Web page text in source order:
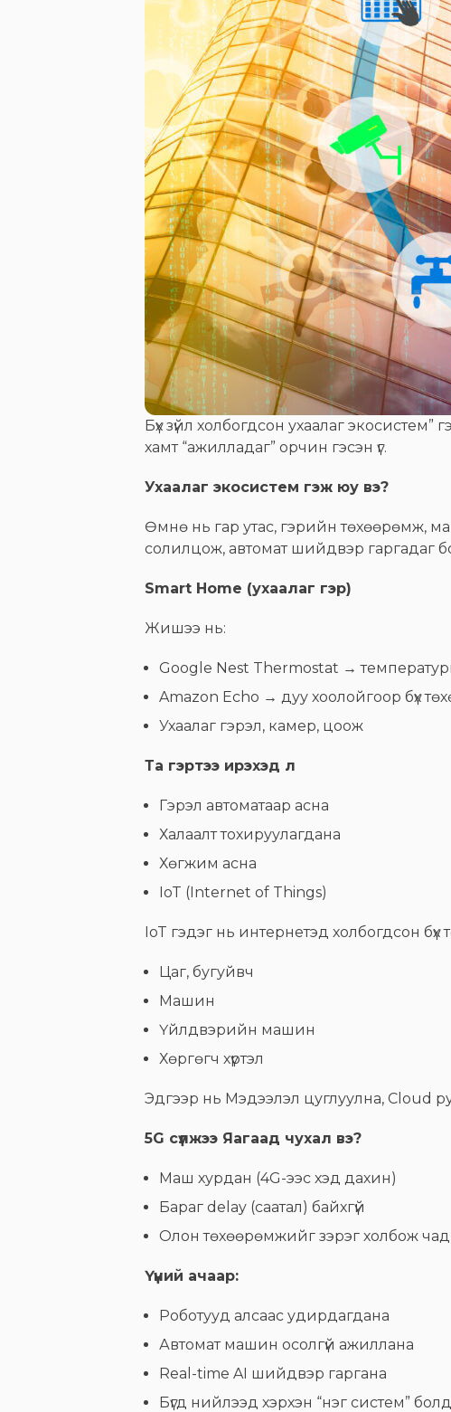
Бүх зүйл холбогдсон ухаалаг
хамт “ажилладаг” орчин гэсэн үг.
Ухаалаг экосистем гэж юу вэ?
Өмнө нь гар утас, гэрийн төхөөрөмж,
солилцож, автомат шийдвэр гаргадаг
Smart Home (ухаалаг гэр)
Жишээ нь:
Google Nest Thermostat →
Amazon Echo → дуу хоолойгоор бүх
Ухаалаг гэрэл, камер, цоож
Та гэртээ ирэхэд л
Гэрэл автоматаар асна
Халаалт тохируулагдана
Хөгжим асна
IoT (Internet of Things)
IoT гэдэг нь интернетэд холбогдсон бүх
Цаг, бугуйвч
Машин
Үйлдвэрийн машин
Хөргөгч хүртэл
Эдгээр нь Мэдээлэл цуглуулна, Cloud
5G сүлжээ Яагаад чухал вэ?
Маш хурдан (4G-ээс хэд дахин)
Бараг delay (саатал) байхгүй
Олон төхөөрөмжийг зэрэг холбож
Үүний ачаар:
Роботууд алсаас удирдагдана
Автомат машин осолгүй ажиллана
Real-time AI шийдвэр гаргана
Бүгд нийлээд хэрхэн “нэг систем”